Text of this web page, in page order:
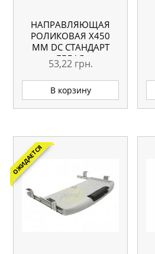
НАПРАВЛЯЮЩАЯ
РОЛИКОВАЯ X450
ММ DC СТАНДАРТ
БЕЛАЯ
53,22 грн.
В корзину
ОЖИДАЕТСЯ